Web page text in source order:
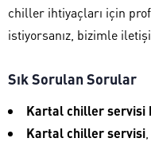
chiller ihtiyaçları için
istiyorsanız, bizimle
Sık Sorulan Sorular
Kartal chiller servisi
Kartal chiller servisi